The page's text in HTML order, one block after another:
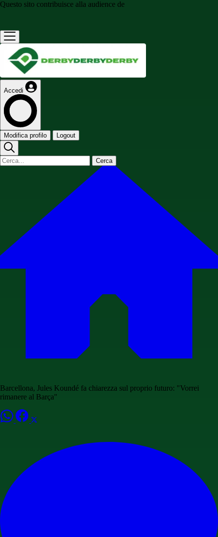
Questo sito contribuisce alla audience de
Accedi
Modifica profilo Logout
Cerca
Barcellona, Jules Koundé fa chiarezza sul proprio futuro: "Vorrei
rimanere al Barça"